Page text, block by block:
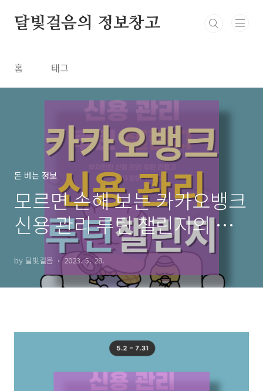
달빛걸음의 정보창고
홈 태그
돈 버는 정보
모르면 손해 보는 카카오뱅크
신용 관리 루틴 챌린지의 모
든 것
by 달빛걸음 2023. 5. 28.